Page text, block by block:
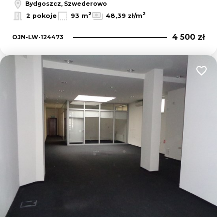
Bydgoszcz, Szwederowo
2 pokoje
93 m2 48,39 zł/m2
OJN-LW-124473 4 500 zł